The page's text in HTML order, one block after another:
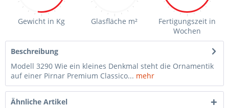
Gewicht in Kg Glasfläche m²
Fertigungszeit in
Wochen
Beschreibung
Modell 3290 Wie ein kleines Denkmal steht die Ornamentik
auf einer Pirnar Premium Classico... mehr
Ähnliche Artikel